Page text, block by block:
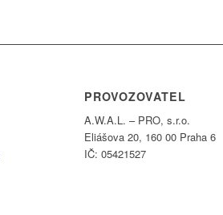
PROVOZOVATEL
A.W.A.L. – PRO, s.r.o.
Eliášova 20, 160 00 Praha 6
IČ: 05421527